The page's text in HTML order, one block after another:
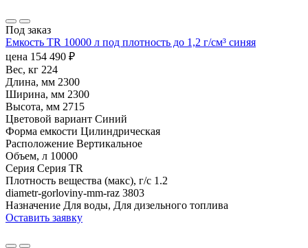
Под заказ
Емкость TR 10000 л под плотность до 1,2 г/см³ синяя
цена 154 490 ₽
Вес, кг 224
Длина, мм 2300
Ширина, мм 2300
Высота, мм 2715
Цветовой вариант Синий
Форма емкости Цилиндрическая
Расположение Вертикальное
Объем, л 10000
Серия Серия TR
Плотность вещества (макс), г/с 1.2
diametr-gorloviny-mm-raz 3803
Назначение Для воды, Для дизельного топлива
Оставить заявку